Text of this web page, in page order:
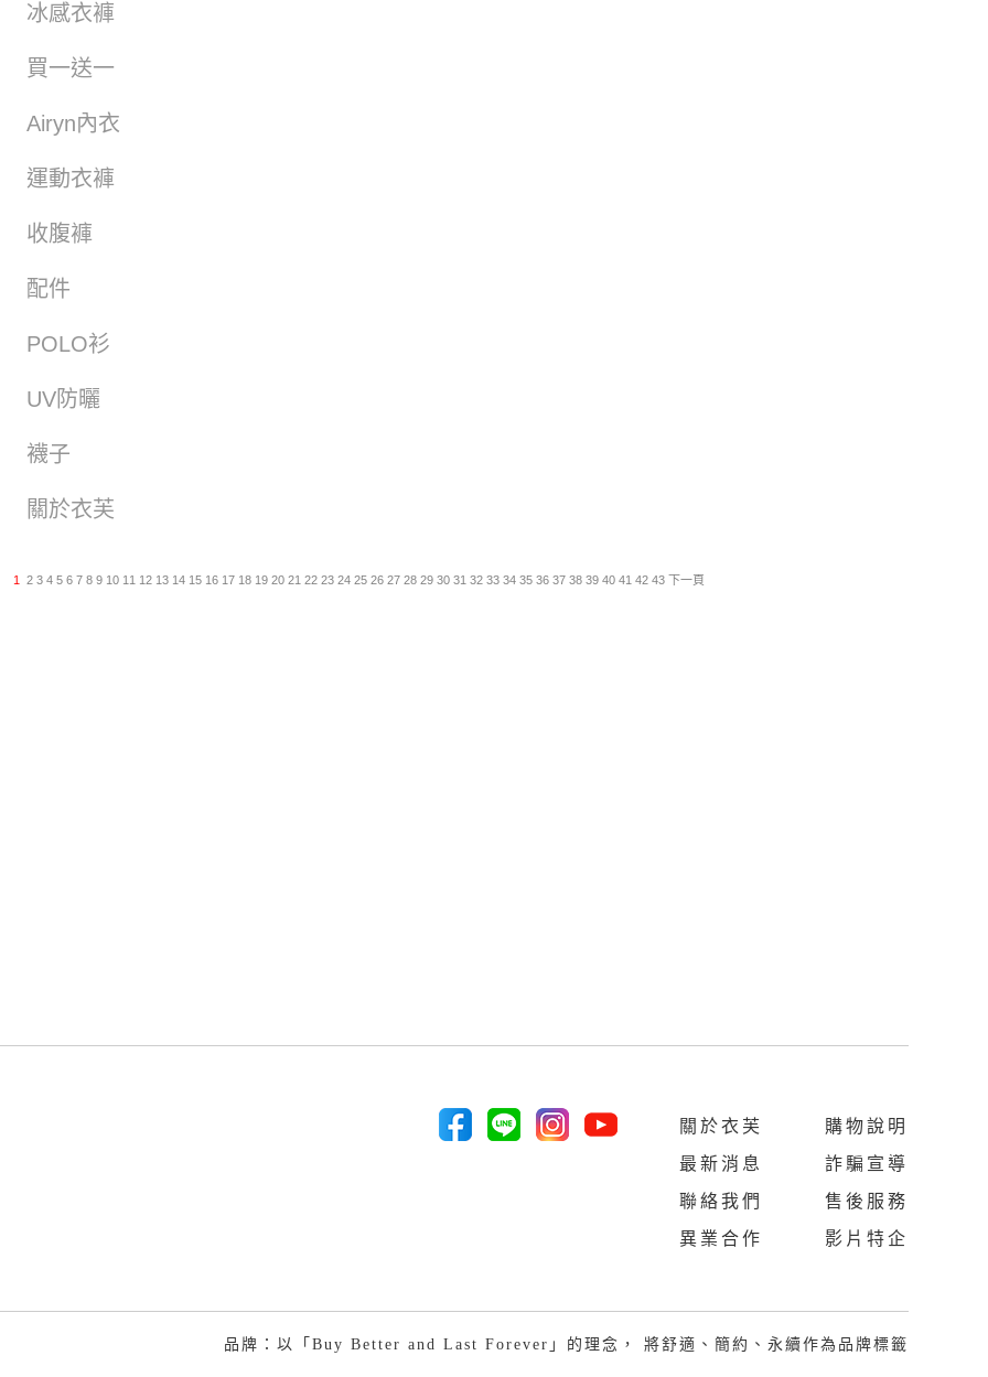
冰感衣褲
買一送一
Airyn內衣
運動衣褲
收腹褲
配件
POLO衫
UV防曬
襪子
關於衣芙
1 2 3 4 5 6 7 8 9 10 11 12 13 14 15 16 17 18 19 20 21 22 23 24 25 26 27 28 29 30 31 32 33 34 35 36 37 38 39 40 41 42 43 下一頁
購物說明
詐騙宣導
售後服務
影片特企
關於衣芙
最新消息
聯絡我們
異業合作
品牌：以「Buy Better and Last Forever」的理念， 將舒適、簡約、永續作為品牌標籤